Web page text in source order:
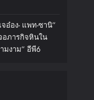
อ๋อง- แพท-ซานิ”
อภารกิจหินใน
มงาม” อีพี6